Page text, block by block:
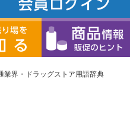
・ドラッグストア用語辞典